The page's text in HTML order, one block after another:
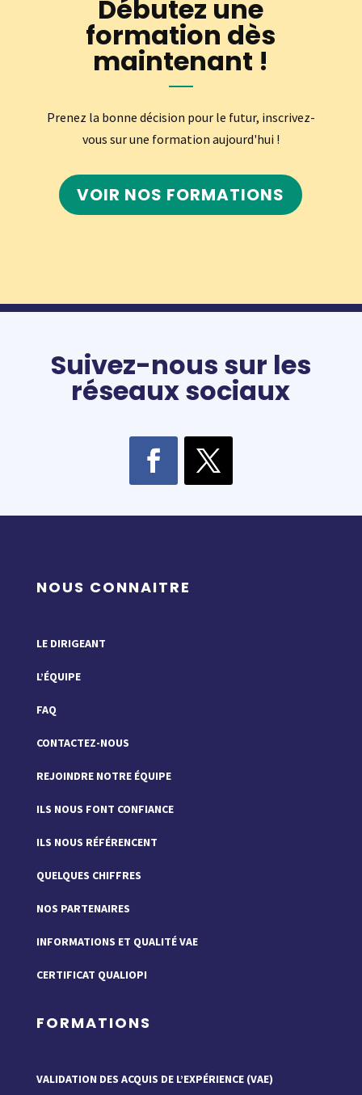
Débutez une
formation dès
maintenant !
Prenez la bonne décision pour le futur, inscrivez-
vous sur une formation aujourd'hui !
VOIR NOS FORMATIONS
Suivez-nous sur les
réseaux sociaux
NOUS CONNAITRE
LE DIRIGEANT
L’ÉQUIPE
FAQ
CONTACTEZ-NOUS
REJOINDRE NOTRE ÉQUIPE
ILS NOUS FONT CONFIANCE
ILS NOUS RÉFÉRENCENT
QUELQUES CHIFFRES
NOS PARTENAIRES
INFORMATIONS ET QUALITÉ VAE
CERTIFICAT QUALIOPI
FORMATIONS
VALIDATION DES ACQUIS DE L’EXPÉRIENCE (VAE)